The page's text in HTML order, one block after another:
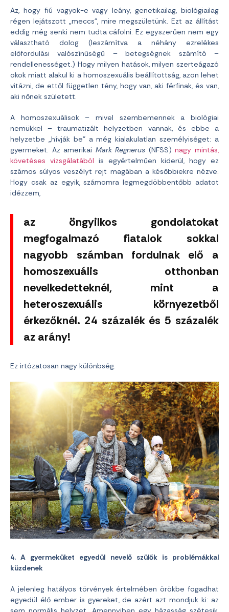
Az, hogy fiú vagyok-e vagy leány, genetikailag, biológiailag
régen lejátszott „meccs”, mire megszületünk. Ezt az állítást
eddig még senki nem tudta cáfolni. Ez egyszerűen nem egy
választható dolog (leszámítva a néhány ezrelékes
előfordulási valószínűségű – betegségnek számító –
rendellenességet.) Hogy milyen hatások, milyen szerteágazó
okok miatt alakul ki a homoszexuális beállítottság, azon lehet
vitázni, de ettől független tény, hogy van, aki férfinak, és van,
aki nőnek született.
A homoszexuálisok – mivel szembemennek a biológiai
nemükkel – traumatizált helyzetben vannak, és ebbe a
helyzetbe „hívják be” a még kialakulatlan személyiséget: a
gyermeket. Az amerikai Mark Regnerus (NFSS)nagy mintás,
követéses vizsgálatából is egyértelműen kiderül, hogy ez
számos súlyos veszélyt rejt magában a későbbiekre nézve.
Hogy csak az egyik, számomra legmegdöbbentőbb adatot
idézzem,
az öngyilkos gondolatokat
megfogalmazó fiatalok sokkal
nagyobb számban fordulnak elő a
homoszexuális otthonban
nevelkedetteknél, mint a
heteroszexuális környezetből
érkezőknél. 24 százalék és 5 százalék
az arány!
Ez irtózatosan nagy különbség.
4. A gyermeküket egyedül nevelő szülők is problémákkal
küzdenek
A jelenleg hatályos törvények értelmében örökbe fogadhat
egyedül élő ember is gyereket, de azért azt mondjuk ki: az